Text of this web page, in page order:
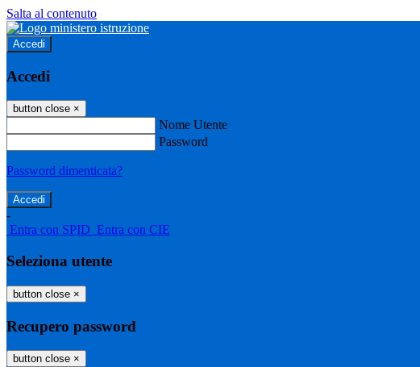
Salta al contenuto
Accedi
Accedi
button close ×
Nome Utente
Password
Password dimenticata?
-
Entra con SPID Entra con CIE
Seleziona utente
button close ×
Recupero password
button close ×